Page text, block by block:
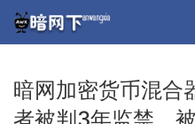
暗网加密货币混合